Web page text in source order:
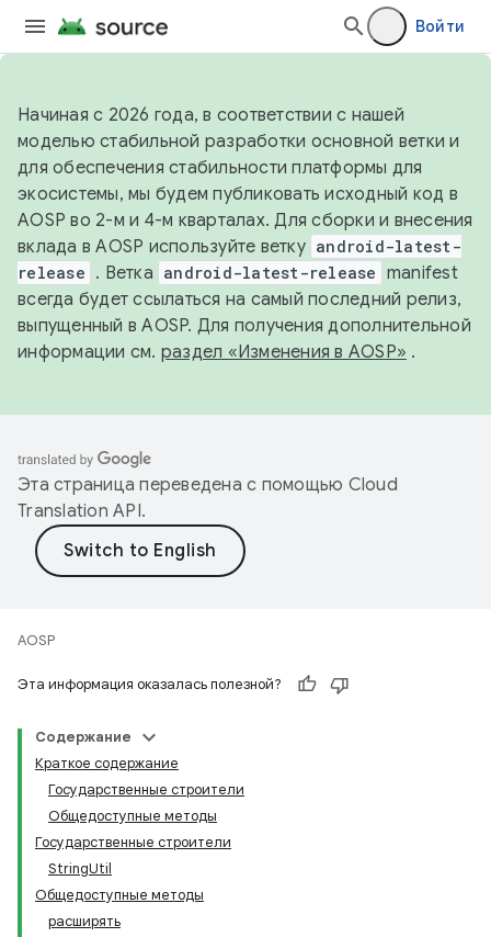
Войти
Начиная с 2026 года, в соответствии с нашей
моделью стабильной разработки основной ветки и
для обеспечения стабильности платформы для
экосистемы, мы будем публиковать исходный код в
AOSP во 2-м и 4-м кварталах. Для сборки и внесения
вклада в AOSP используйте ветку android-latest-
release . Ветка android-latest-release manifest
всегда будет ссылаться на самый последний релиз,
выпущенный в AOSP. Для получения дополнительной
информации см. раздел «Изменения в AOSP» .
Эта страница переведена с помощью Cloud
Translation API.
AOSP
Эта информация оказалась полезной?
Содержание
Краткое содержание
Государственные строители
Общедоступные методы
Государственные строители
StringUtil
Общедоступные методы
расширять